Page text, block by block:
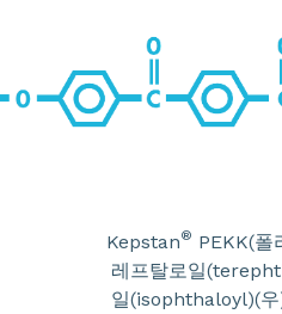
Kepstan® PEKK(폴
레프탈로일
일(isophthaloyl)(우